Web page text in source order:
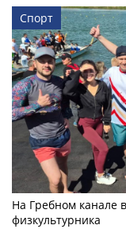
Спорт
На Гребном канале
физкультурника